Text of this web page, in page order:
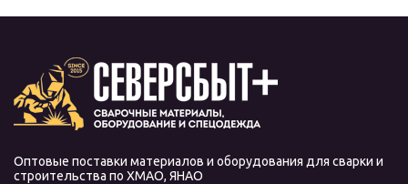
Оптовые поставки материалов и оборудования для сварки и
строительства по ХМАО, ЯНАО